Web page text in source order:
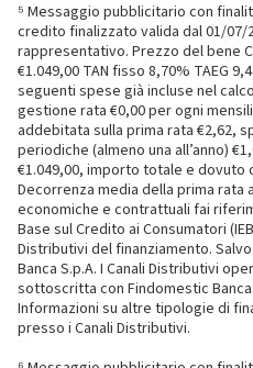
⁵ Messaggio pubblicitario con
credito finalizzato valida dal 01/07/
rappresentativo. Prezzo del bene
€1.049,00 TAN fisso 8,70% TAEG
seguenti spese già incluse nel
gestione rata €0,00 per ogni
addebitata sulla prima rata €2,62,
periodiche (almeno una all’anno)
€1.049,00, importo totale e dovuto
Decorrenza media della prima rata
economiche e contrattuali fai
Base sul Credito ai Consumatori
Distributivi del finanziamento.
Banca S.p.A. I Canali Distributivi
sottoscritta con Findomestic Banca
Informazioni su altre tipologie di
presso i Canali Distributivi.